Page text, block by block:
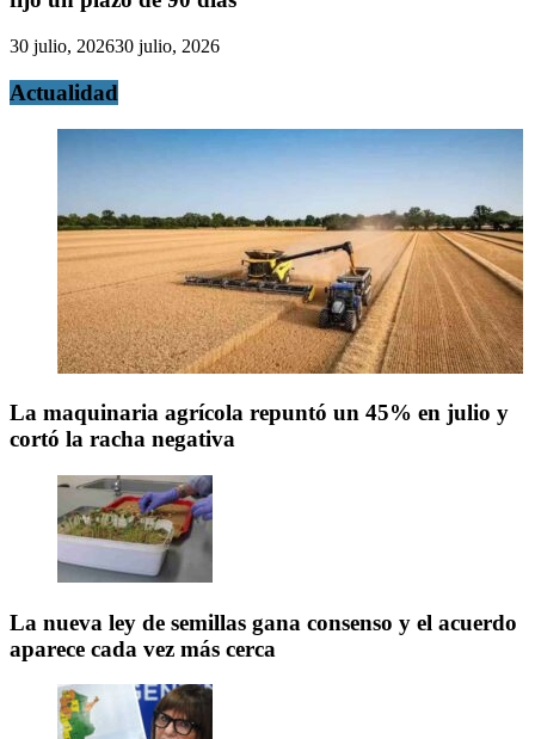
30 julio, 202630 julio, 2026
Actualidad
La maquinaria agrícola repuntó un 45% en julio y
cortó la racha negativa
La nueva ley de semillas gana consenso y el acuerdo
aparece cada vez más cerca